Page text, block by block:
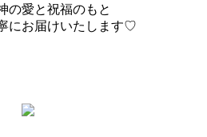
の愛と祝福のもと
にお届けいたします♡